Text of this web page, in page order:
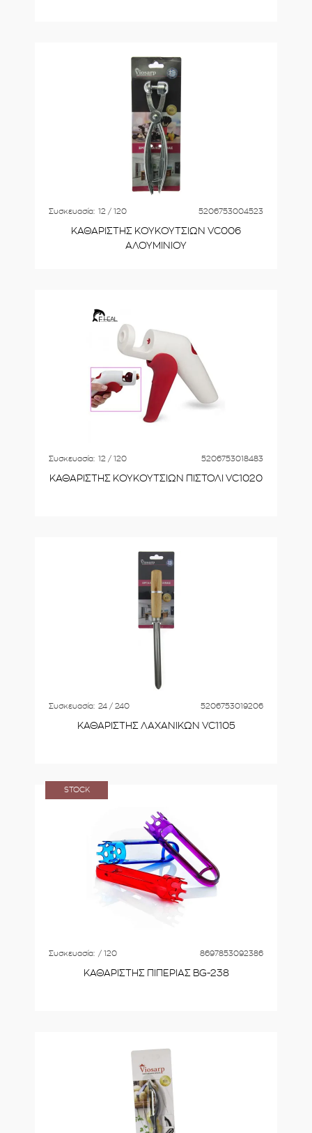
Συσκευασία: 12 / 120 5206753004523
ΚΑΘΑΡΙΣΤΗΣ ΚΟΥΚΟΥΤΣΙΩΝ VC006
ΑΛΟΥΜΙΝΙΟΥ
Συσκευασία: 12 / 120 5206753018483
ΚΑΘΑΡΙΣΤΗΣ ΚΟΥΚΟΥΤΣΙΩΝ ΠΙΣΤΟΛΙ VC1020
Συσκευασία: 24 / 240 5206753019206
ΚΑΘΑΡΙΣΤΗΣ ΛΑΧΑΝΙΚΩΝ VC1105
Συσκευασία: / 120 8697853092386
ΚΑΘΑΡΙΣΤΗΣ ΠΙΠΕΡΙΑΣ BG-238
STOCK